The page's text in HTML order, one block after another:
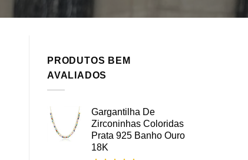
PRODUTOS BEM
AVALIADOS
Gargantilha De
Zirconinhas Coloridas
Prata 925 Banho Ouro
18K